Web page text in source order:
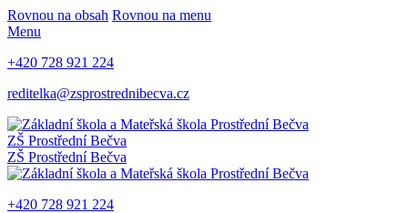
Rovnou na obsah Rovnou na menu
Menu
+420 728 921 224
reditelka@zsprostrednibecva.cz
ZŠ Prostřední Bečva
ZŠ Prostřední Bečva
+420 728 921 224